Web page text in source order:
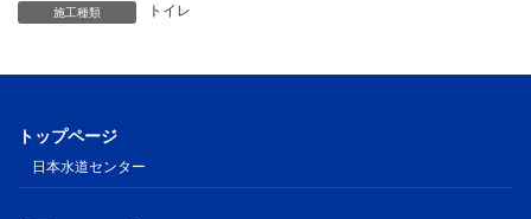
施工種類 トイレ
トップページ
日本水道センター